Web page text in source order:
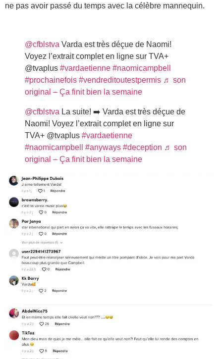
ne pas avoir passé du temps avec la célèbre mannequin.
@cfblstva Varda est très déçue de Naomi!
Voyez l’extrait complet en ligne sur TVA+
@tvaplus #vardaetienne #naomicampbell
#prochainefois #vendreditoutestpermis ♬ son
original – Ça finit bien la semaine
@cfblstva La suite! ➡️ Varda est très déçue de
Naomi! Voyez l’extrait complet en ligne sur
TVA+ @tvaplus #vardaetienne
#naomicampbell
#anyways #deception ♬ son
original – Ça finit bien la semaine